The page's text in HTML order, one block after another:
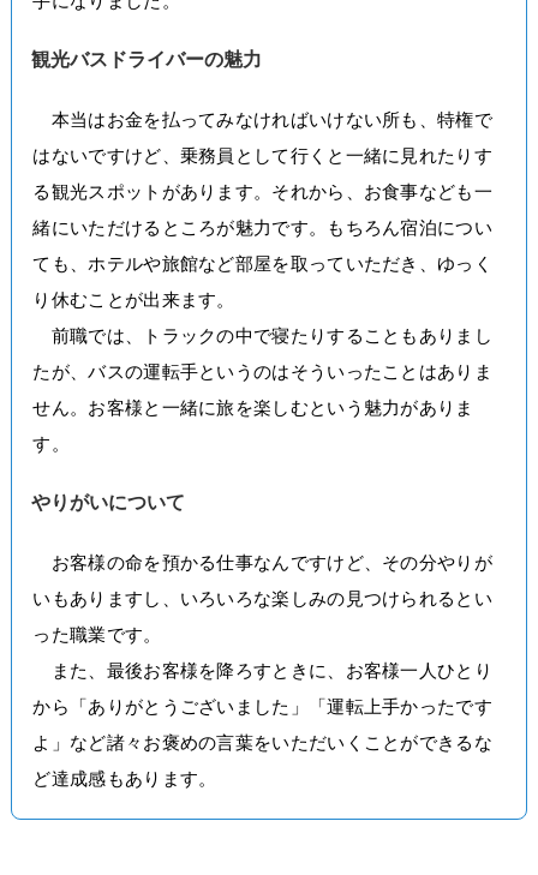
観光バスドライバーの魅力
本当はお金を払ってみなければいけない所も、特権で
はないですけど、乗務員として行くと一緒に見れたりす
る観光スポットがあります。それから、お食事なども一
緒にいただけるところが魅力です。もちろん宿泊につい
ても、ホテルや旅館など部屋を取っていただき、ゆっく
り休むことが出来ます。
前職では、トラックの中で寝たりすることもありまし
たが、バスの運転手というのはそういったことはありま
せん。お客様と一緒に旅を楽しむという魅力がありま
す。
やりがいについて
お客様の命を預かる仕事なんですけど、その分やりが
いもありますし、いろいろな楽しみの見つけられるとい
った職業です。
また、最後お客様を降ろすときに、お客様一人ひとり
から「ありがとうございました」「運転上手かったです
よ」など諸々お褒めの言葉をいただいくことができるな
ど達成感もあります。